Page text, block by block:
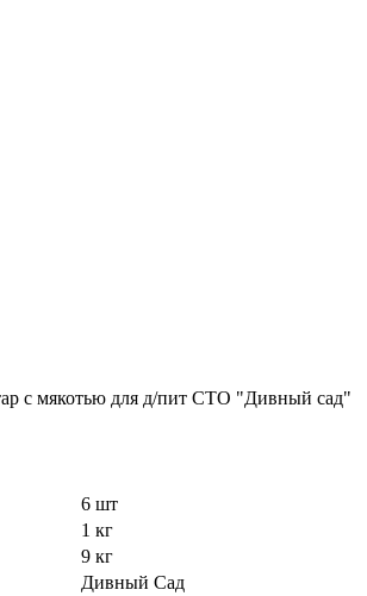
6 шт
1 кг
9 кг
Дивный Сад